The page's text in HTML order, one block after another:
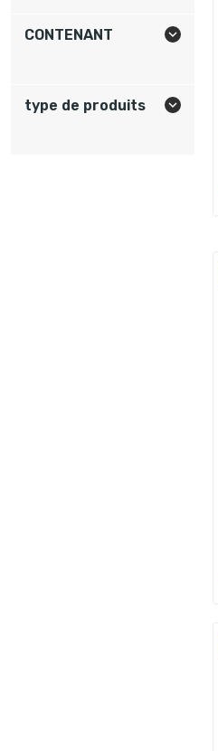
CONTENANT 
type de produits 